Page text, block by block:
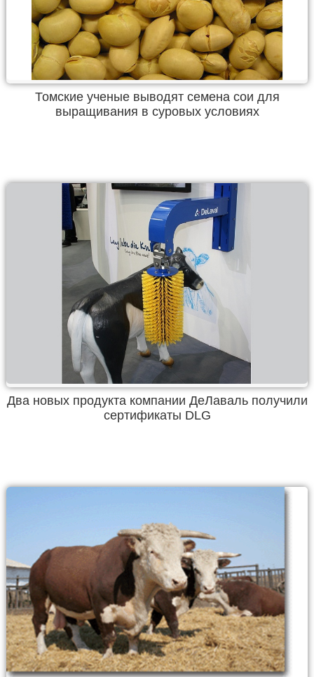
Томские ученые выводят семена сои для
выращивания в суровых условиях
Два новых продукта компании ДеЛаваль получили
сертификаты DLG